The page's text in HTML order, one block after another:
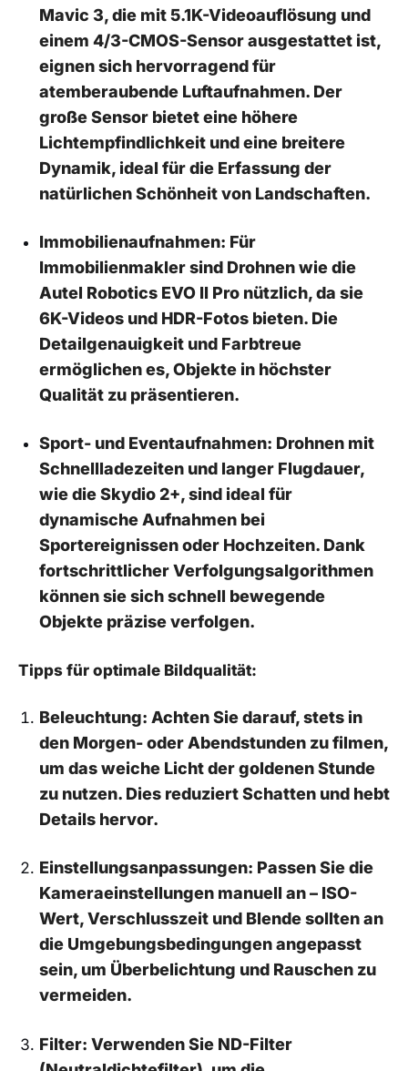
Mavic 3, die mit 5.1K-Videoauflösung und
einem 4/3-CMOS-Sensor ausgestattet ist,
eignen sich‍ hervorragend für
atemberaubende Luftaufnahmen. Der
große ‌Sensor​ bietet ‌eine höhere
⁢Lichtempfindlichkeit und eine ‍breitere
Dynamik, ideal für die Erfassung der
natürlichen‌ Schönheit von Landschaften.
Immobilienaufnahmen: Für
‍Immobilienmakler sind Drohnen wie die
Autel Robotics EVO II Pro nützlich, da sie
⁤6K-Videos und HDR-Fotos bieten.​ Die
Detailgenauigkeit⁢ und Farbtreue
ermöglichen es,‍ Objekte ‍in⁢ höchster
Qualität zu präsentieren.
Sport- und Eventaufnahmen: Drohnen mit
Schnellladezeiten und langer Flugdauer,
wie die⁤ Skydio⁢ 2+, sind ideal für
⁢dynamische Aufnahmen bei
Sportereignissen oder Hochzeiten. Dank
fortschrittlicher Verfolgungsalgorithmen
können sie sich schnell ‌bewegende​
Objekte ⁢präzise verfolgen.
Tipps für optimale Bildqualität:
Beleuchtung: Achten Sie darauf, stets in
den Morgen- oder‍ Abendstunden zu filmen,
um das weiche Licht der‌ goldenen Stunde⁤
zu​ nutzen. Dies reduziert Schatten und hebt
Details hervor.
Einstellungsanpassungen: Passen ‌Sie die
Kameraeinstellungen manuell an – ISO-
Wert, Verschlusszeit und ‍Blende sollten an
die Umgebungsbedingungen angepasst​
sein, um Überbelichtung und Rauschen zu
vermeiden.⁤
Filter: Verwenden Sie⁤ ND-Filter